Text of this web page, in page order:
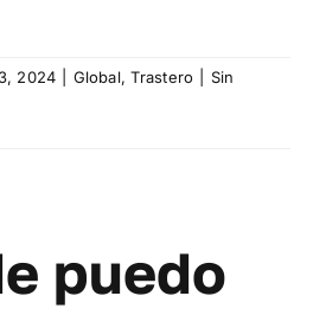
2024 Global,Trastero
Sin
puedo